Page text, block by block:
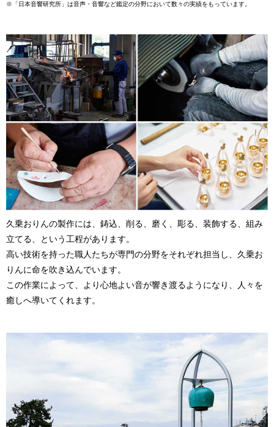
※「日本音響研究所」は音声・音響など鑑定の分野において数々の実績をもっています。
久乗おりんの製作には、鋳込、削る、磨く、彫る、装飾する、組み
立てる、という工程があります。
高い技術を持った職人たちが専門の分野をそれぞれ担当し、久乗お
りんに命を吹き込んでいます。
この作業によって、より心地よい音が響き渡るようになり、人々を
癒しへ導いてくれます。